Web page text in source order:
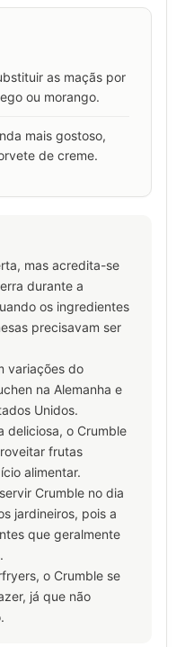
as maçãs por
ou morango.
mais gostoso,
de creme.
mas acredita-se
durante a
os ingredientes
precisavam ser
variações do
na Alemanha e
Unidos.
deliciosa, o Crumble
frutas
alimentar.
Crumble no dia
jardineiros, pois a
que geralmente
o Crumble se
já que não